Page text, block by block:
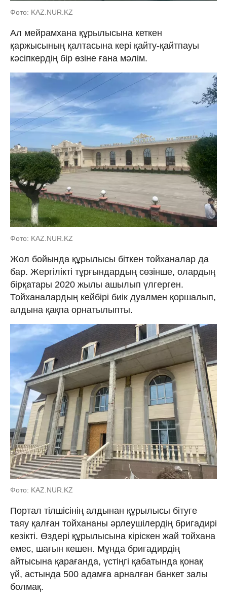
Фото: KAZ.NUR.KZ
Ал мейрамхана құрылысына кеткен
қаржысының қалтасына кері қайту-қайтпауы
кәсіпкердің бір өзіне ғана мәлім.
Фото: KAZ.NUR.KZ
Жол бойында құрылысы біткен тойханалар да
бар. Жергілікті тұрғындардың сөзінше, олардың
бірқатары 2020 жылы ашылып үлгерген.
Тойханалардың кейбірі биік дуалмен қоршалып,
алдына қақпа орнатылыпты.
Фото: KAZ.NUR.KZ
Портал тілшісінің алдынан құрылысы бітуге
таяу қалған тойхананы әрлеушілердің бригадирі
кезікті. Өздері құрылысына кіріскен жай тойхана
емес, шағын кешен. Мұнда бригадирдің
айтысына қарағанда, үстіңгі қабатында қонақ
үй, астында 500 адамға арналған банкет залы
болмақ.